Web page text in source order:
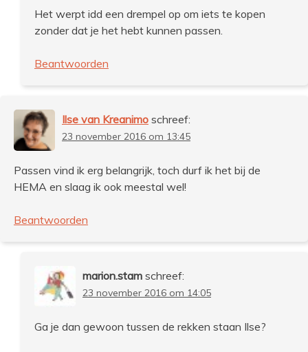
Het werpt idd een drempel op om iets te kopen
zonder dat je het hebt kunnen passen.
Beantwoorden
Ilse van Kreanimo schreef:
23 november 2016 om 13:45
Passen vind ik erg belangrijk, toch durf ik het bij de
HEMA en slaag ik ook meestal wel!
Beantwoorden
marion.stam schreef:
23 november 2016 om 14:05
Ga je dan gewoon tussen de rekken staan Ilse?